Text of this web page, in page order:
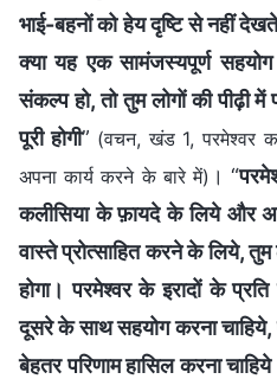
भाई-बहनों को हेय दृष्टि से नहीं
क्या यह एक सामंजस्यपूर्ण
संकल्प हो, तो तुम लोगों की पीढ़ी
पूरी होगी” (वचन, खंड 1, परमेश्वर
अपना कार्य करने के बारे में) । “
कलीसिया के फ़ायदे के लिये और
वास्ते प्रोत्साहित करने के लिये, तुम
होगा। परमेश्वर के इरादों के
दूसरे के साथ सहयोग करना
बेहतर परिणाम हासिल करना